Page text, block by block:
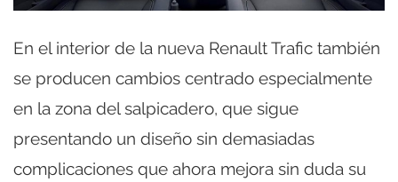
En el interior de la nueva Renault Trafic también
se producen cambios centrado especialmente
en la zona del salpicadero, que sigue
presentando un diseño sin demasiadas
complicaciones que ahora mejora sin duda su